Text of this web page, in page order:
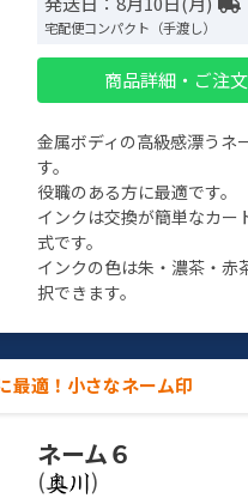
宅配便コンパクト（手渡し）
商品詳細・ご注文
金属ボディの高級感漂うネ
す。
役職のある方に最適です。
インクは交換が簡単なカー
式です。
インクの色は朱・濃茶・赤
択できます。
最適！小さなネーム印
ネーム６
(
)